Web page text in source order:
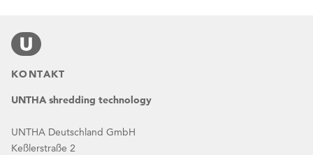
KONTAKT
UNTHA shredding technology
UNTHA Deutschland GmbH
Keßlerstraße 2